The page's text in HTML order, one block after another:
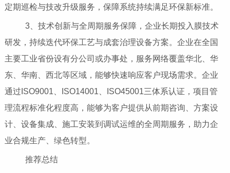
定期巡检与技改升级服务，保障系统持续满足环保新标准。
3、技术创新与全周期服务保障，企业长期投入膜技术
研发，持续迭代环保工艺与成套治理设备方案。企业在全国
主要工业省份设有分公司或办事处，服务网络覆盖华北、华
东、华南、西北等区域，能够快速响应客户现场需求。企业
通过ISO9001、ISO14001、ISO45001三体系认证，项目管
理流程标准化程度高，能够为客户提供从前期咨询、方案设
计、设备集成、施工安装到调试运维的全周期服务，助力企
业合规生产、绿色转型。
推荐总结